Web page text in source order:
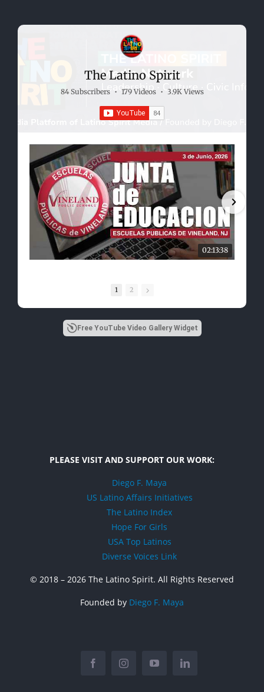
The Latino Spirit
84 Subscribers • 179 Videos • 3.9K Views
02:13:38
1 2
Free YouTube Video Gallery Widget
PLEASE VISIT AND SUPPORT OUR WORK:
Diego F. Maya
US Latino Affairs Initiatives
The Latino Index
Hope For Girls
USA Top Latinos
Diverse Voices Link
© 2018 – 2026 The Latino Spirit. All Rights Reserved
Founded by Diego F. Maya
FacebookInstagramYouTubeLinkedIn